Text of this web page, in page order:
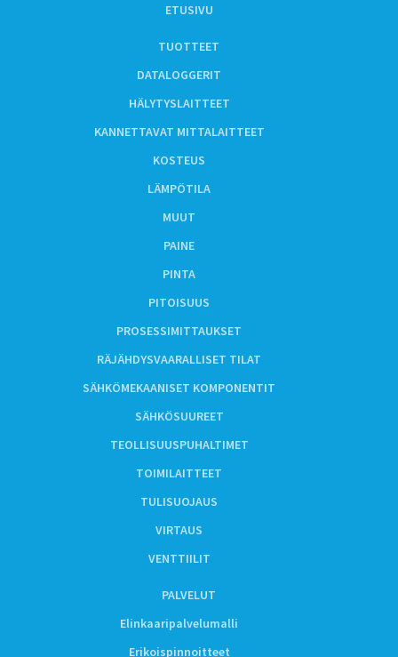
ETUSIVU
TUOTTEET
DATALOGGERIT
HÄLYTYSLAITTEET
KANNETTAVAT MITTALAITTEET
KOSTEUS
LÄMPÖTILA
MUUT
PAINE
PINTA
PITOISUUS
PROSESSIMITTAUKSET
RÄJÄHDYSVAARALLISET TILAT
SÄHKÖMEKAANISET KOMPONENTIT
SÄHKÖSUUREET
TEOLLISUUSPUHALTIMET
TOIMILAITTEET
TULISUOJAUS
VIRTAUS
VENTTIILIT
PALVELUT
Elinkaaripalvelumalli
Erikoispinnoitteet